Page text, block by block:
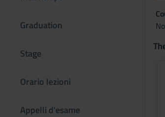
Graduation
Stage
Orario lezioni
Appelli d'esame